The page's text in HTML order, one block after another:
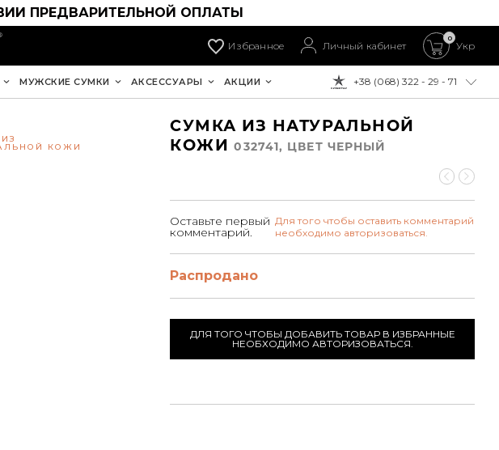
ПРЕДВАРИТЕЛЬНОЙ ОПЛАТЫ
Избранное Личный кабинет
0
Укр
К ОПЛАТЕ:
+38 (068) 322 - 29 - 71
МУЖСКИЕ СУМКИ АКСЕССУАРЫ АКЦИИ
КОЖИ
СУМКА ИЗ НАТУРАЛЬНОЙ
КОЖИ032741, ЦВЕТ ЧЕРНЫЙ
Оставьте первый
комментарий.
Для того чтобы оставить комментарий
необходимо авторизоваться.
Распродано
ДЛЯ ТОГО ЧТОБЫ ДОБАВИТЬ ТОВАР В ИЗБРАННЫЕ
НЕОБХОДИМО АВТОРИЗОВАТЬСЯ.